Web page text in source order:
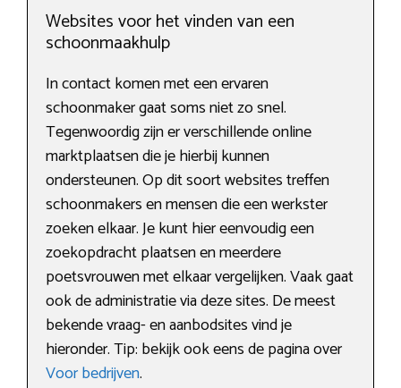
Websites voor het vinden van een
schoonmaakhulp
In contact komen met een ervaren
schoonmaker gaat soms niet zo snel.
Tegenwoordig zijn er verschillende online
marktplaatsen die je hierbij kunnen
ondersteunen. Op dit soort websites treffen
schoonmakers en mensen die een werkster
zoeken elkaar. Je kunt hier eenvoudig een
zoekopdracht plaatsen en meerdere
poetsvrouwen met elkaar vergelijken. Vaak gaat
ook de administratie via deze sites. De meest
bekende vraag- en aanbodsites vind je
hieronder. Tip: bekijk ook eens de pagina over
Voor bedrijven.